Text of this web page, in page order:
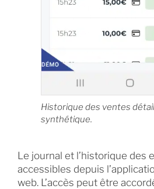
Historique des ventes
synthétique.
Le journal et l’historique des
accessibles depuis
web. L’accès peut être